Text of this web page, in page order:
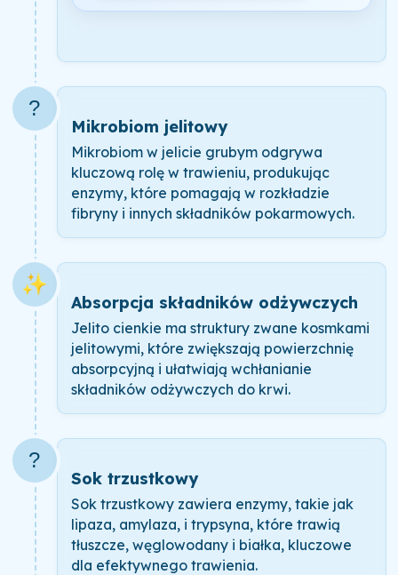
?
Mikrobiom jelitowy
Mikrobiom w jelicie grubym odgrywa
kluczową rolę w trawieniu, produkując
enzymy, które pomagają w rozkładzie
fibryny i innych składników pokarmowych.
✨
Absorpcja składników odżywczych
Jelito cienkie ma struktury zwane kosmkami
jelitowymi, które zwiększają powierzchnię
absorpcyjną i ułatwiają wchłanianie
składników odżywczych do krwi.
?
Sok trzustkowy
Sok trzustkowy zawiera enzymy, takie jak
lipaza, amylaza, i trypsyna, które trawią
tłuszcze, węglowodany i białka, kluczowe
dla efektywnego trawienia.